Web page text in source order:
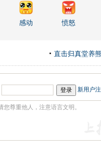
感动 愤怒
直击归真堂养
新用户